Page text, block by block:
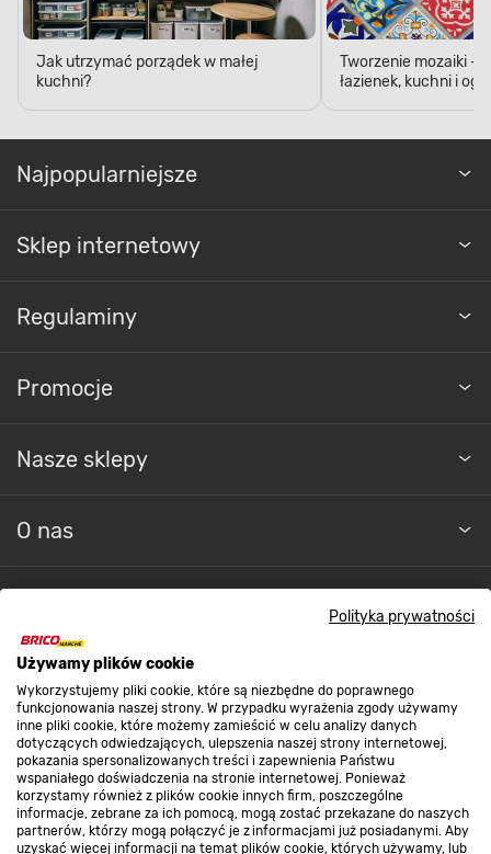
Polityka prywatności
Używamy plików cookie
Wykorzystujemy pliki cookie, które są niezbędne do poprawnego
funkcjonowania naszej strony. W przypadku wyrażenia zgody używamy
inne pliki cookie, które możemy zamieścić w celu analizy danych
dotyczących odwiedzających, ulepszenia naszej strony internetowej,
pokazania spersonalizowanych treści i zapewnienia Państwu
wspaniałego doświadczenia na stronie internetowej. Ponieważ
korzystamy również z plików cookie innych firm, poszczególne
informacje, zebrane za ich pomocą, mogą zostać przekazane do naszych
partnerów, którzy mogą połączyć je z informacjami już posiadanymi. Aby
uzyskać więcej informacji na temat plików cookie, których używamy, lub
Jak utrzymać porządek w małej
kuchni?
Tworzenie mozaiki -
łazienek, kuchni i
Najpopularniejsze
Sklep internetowy
Regulaminy
Promocje
Nasze sklepy
O nas
Strefa biznesu
Dołącz do nas